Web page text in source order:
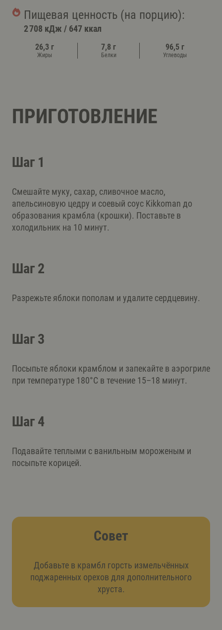
Пищевая ценность (на порцию):
2 708 кДж / 647 ккал
26,3 г
Жиры
7,8 г
Белки
96,5 г
Углеводы
ПРИГОТОВЛЕНИЕ
Шаг 1
Смешайте муку, сахар, сливочное масло,
апельсиновую цедру и соевый соус Kikkoman до
образования крамбла (крошки). Поставьте в
холодильник на 10 минут.
Шаг 2
Разрежьте яблоки пополам и удалите сердцевину.
Шаг 3
Посыпьте яблоки крамблом и запекайте в аэрогриле
при температуре 180°C в течение 15–18 минут.
Шаг 4
Подавайте теплыми с ванильным мороженым и
посыпьте корицей.
Совет
Добавьте в крамбл горсть измельчённых
поджаренных орехов для дополнительного
хруста.